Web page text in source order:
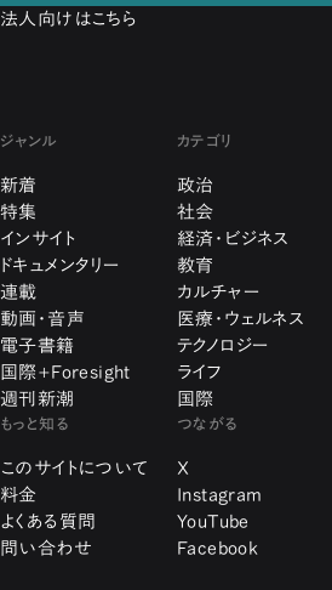
法人向けはこちら
ジャンル
新着
特集
インサイト
ドキュメンタリー
連載
動画・音声
電子書籍
国際+Foresight
週刊新潮
カテゴリ
政治
社会
経済・ビジネス
教育
カルチャー
医療・ウェルネス
テクノロジー
ライフ
国際
もっと知る
このサイトについて
料金
よくある質問
問い合わせ
つながる
X
Instagram
YouTube
Facebook